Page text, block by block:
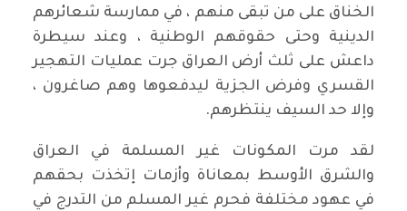
الخناق على من تبقى منهم ، في ممارسة شعائرهم
الدينية وحتى حقوقهم الوطنية ، وعند سيطرة
داعش على ثلث أرض العراق جرت عمليات التهجير
القسري وفرض الجزية ليدفعوها وهم صاغرون ،
وإلا حد السيف ينتظرهم.
لقد مرت المكونات غير المسلمة في العراق
والشرق الأوسط بمعاناة وأزمات إتخذت بحقهم
في عهود مختلفة فحرم غير المسلم من التدرج في